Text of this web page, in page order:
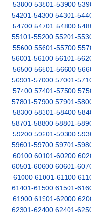
53800 53801-53900
54201-54300 54301-
54700 54701-54800
55101-55200 55201-
55600 55601-55700
56001-56100 56101-
56500 56501-56600
56901-57000 57001-
57400 57401-57500
57801-57900 57901-
58300 58301-58400
58701-58800 58801-
59200 59201-59300
59601-59700 59701-
60100 60101-60200
60501-60600 60601-
61000 61001-61100
61401-61500 61501-
61900 61901-62000
62301-62400 62401-